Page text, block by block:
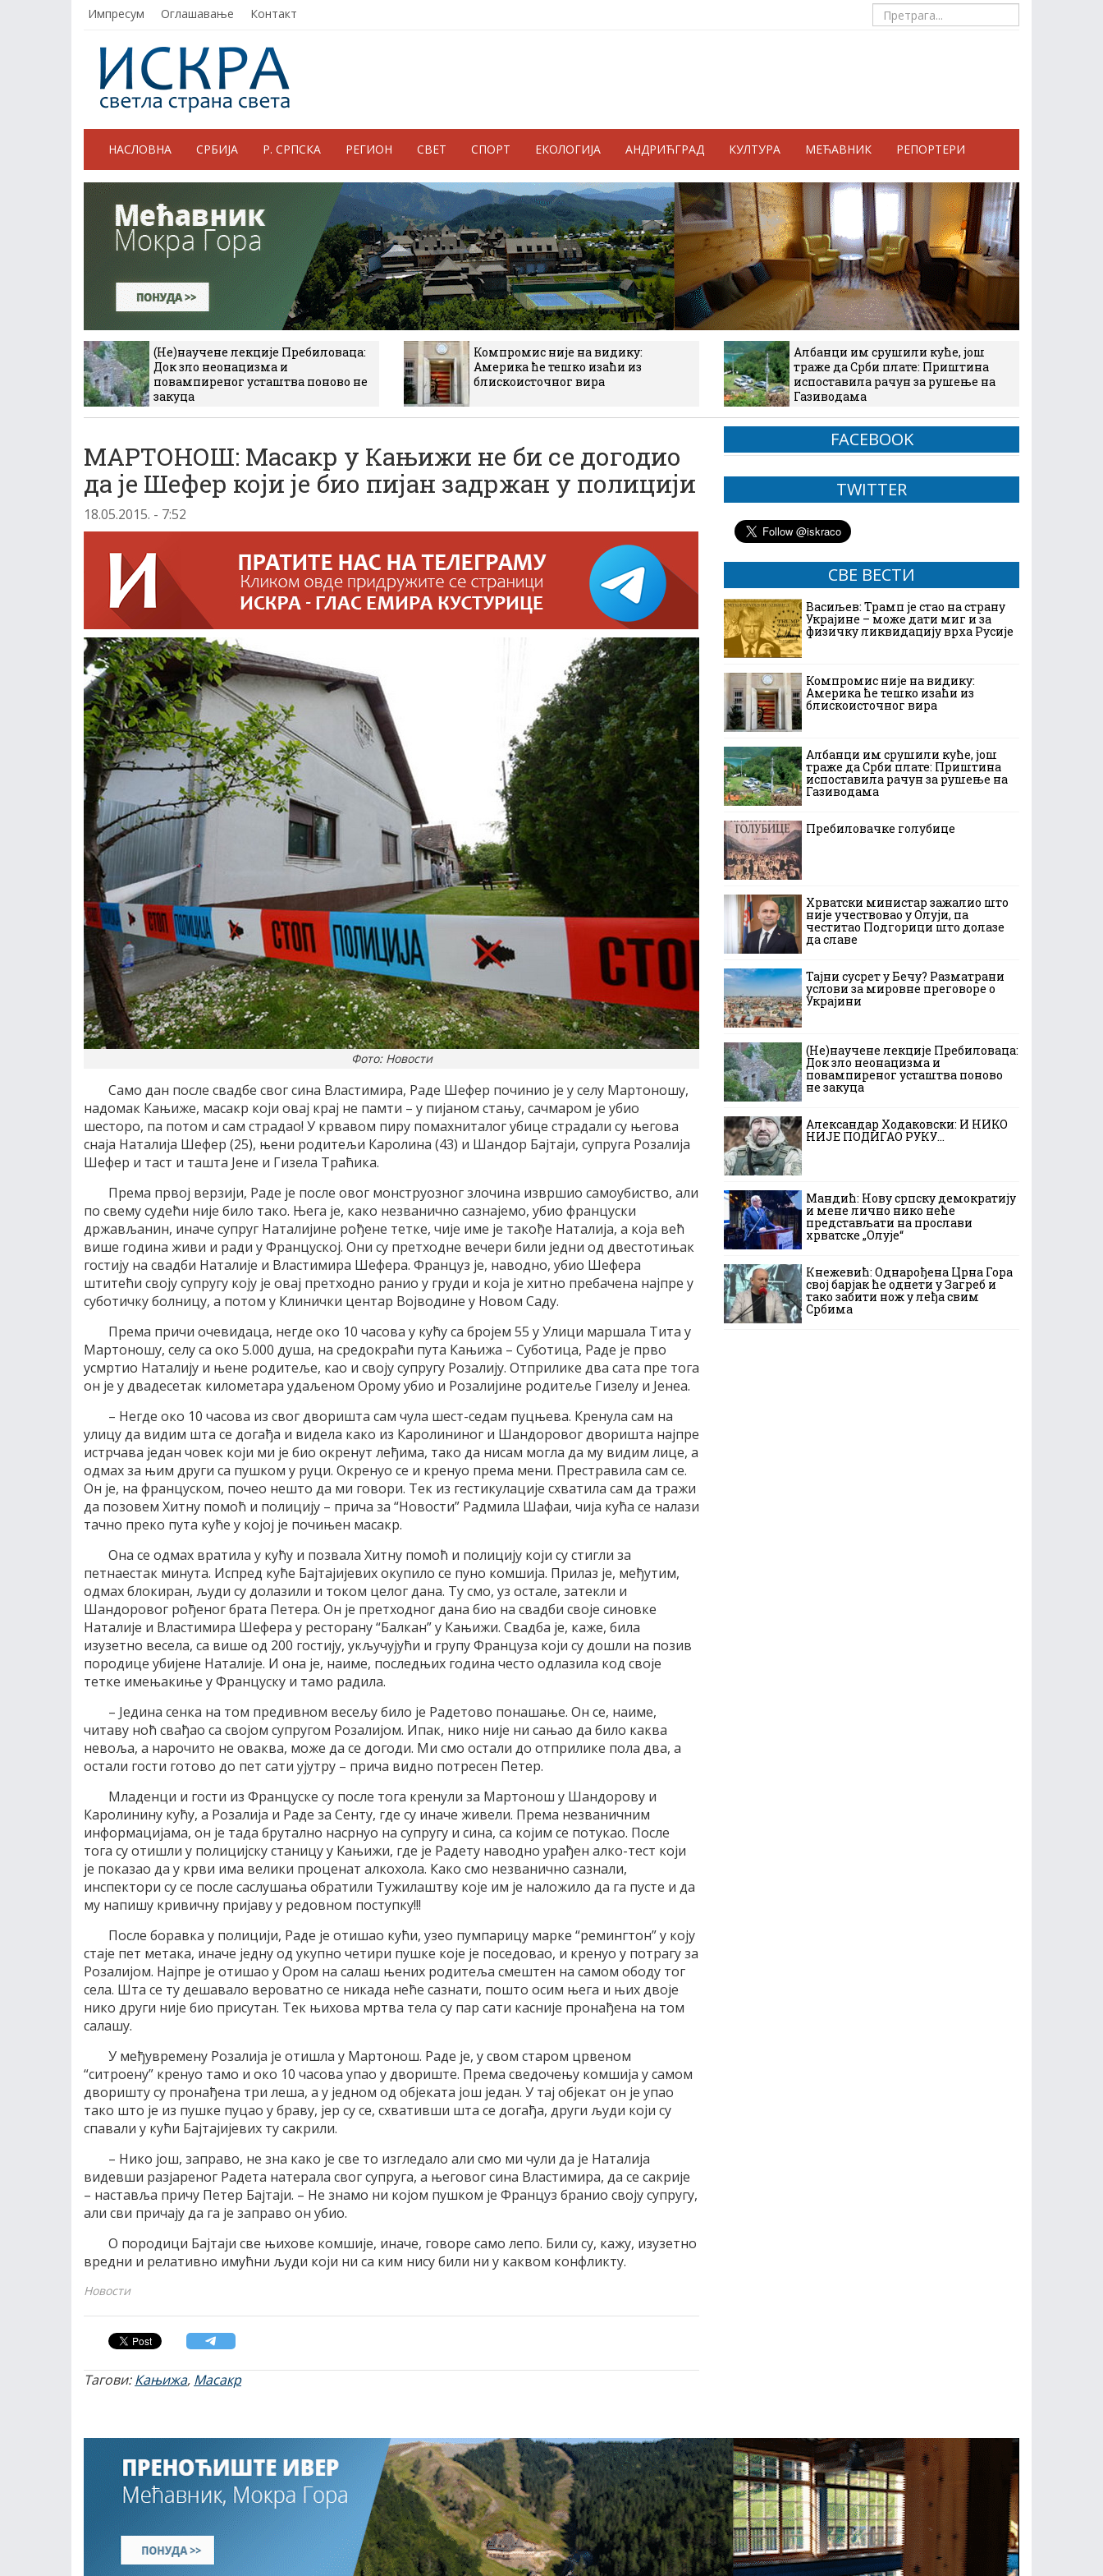
Импресум Оглашавање Контакт
НАСЛОВНА СРБИЈА Р. СРПСКА РЕГИОН СВЕТ СПОРТ ЕКОЛОГИЈА АНДРИЋГРАД КУЛТУРА МЕЋАВНИК РЕПОРТЕРИ
(Не)научене лекције Пребиловаца:
Док зло неонацизма и
повампиреног усташтва поново не
закуца
Компромис није на видику:
Америка ће тешко изаћи из
блискоисточног вира
Албанци им срушили куће, још
траже да Срби плате: Приштина
испоставила рачун за рушење на
Газиводама
МАРТОНОШ: Масакр у Кањижи не би се догодио
да је Шефер који је био пијан задржан у полицији
18.05.2015. - 7:52
Фото: Новости
Само дан после свадбе свог сина Властимира, Раде Шефер починио је у селу Мартоношу,
надомак Кањиже, масакр који овај крај не памти – у пијаном стању, сачмаром је убио
шесторо, па потом и сам страдао! У крвавом пиру помахниталог убице страдали су његова
снаја Наталија Шефер (25), њени родитељи Каролина (43) и Шандор Бајтаји, супруга Розалија
Шефер и таст и ташта Јене и Гизела Траћика.
Према првој верзији, Раде је после овог монструозног злочина извршио самоубиство, али
по свему судећи није било тако. Њега је, како незванично сазнајемо, убио француски
држављанин, иначе супруг Наталијине рођене тетке, чије име је такође Наталија, а која већ
више година живи и ради у Француској. Они су претходне вечери били једни од двестотињак
гостију на свадби Наталије и Властимира Шефера. Француз је, наводно, убио Шефера
штитећи своју супругу коју је овај претходно ранио у груди и која је хитно пребачена најпре у
суботичку болницу, а потом у Клинички центар Војводине у Новом Саду.
Према причи очевидаца, негде око 10 часова у кућу са бројем 55 у Улици маршала Тита у
Мартоношу, селу са око 5.000 душа, на средокраћи пута Кањижа – Суботица, Раде је прво
усмртио Наталију и њене родитеље, као и своју супругу Розалију. Отприлике два сата пре тога
он је у двадесетак километара удаљеном Орому убио и Розалијине родитеље Гизелу и Јенеа.
– Негде око 10 часова из свог дворишта сам чула шест-седам пуцњева. Кренула сам на
улицу да видим шта се догађа и видела како из Каролининог и Шандоровог дворишта најпре
истрчава један човек који ми је био окренут леђима, тако да нисам могла да му видим лице, а
одмах за њим други са пушком у руци. Окренуо се и кренуо према мени. Престравила сам се.
Он је, на француском, почео нешто да ми говори. Тек из гестикулације схватила сам да тражи
да позовем Хитну помоћ и полицију – прича за “Новости” Радмила Шафаи, чија кућа се налази
тачно преко пута куће у којој је почињен масакр.
Она се одмах вратила у кућу и позвала Хитну помоћ и полицију који су стигли за
петнаестак минута. Испред куће Бајтајијевих окупило се пуно комшија. Прилаз је, међутим,
одмах блокиран, људи су долазили и током целог дана. Ту смо, уз остале, затекли и
Шандоровог рођеног брата Петера. Он је претходног дана био на свадби своје синовке
Наталије и Властимира Шефера у ресторану “Балкан” у Кањижи. Свадба је, каже, била
изузетно весела, са више од 200 гостију, укључујући и групу Француза који су дошли на позив
породице убијене Наталије. И она је, наиме, последњих година често одлазила код своје
тетке имењакиње у Француску и тамо радила.
– Једина сенка на том предивном весељу било је Радетово понашање. Он се, наиме,
читаву ноћ свађао са својом супругом Розалијом. Ипак, нико није ни сањао да било каква
невоља, а нарочито не оваква, може да се догоди. Ми смо остали до отприлике пола два, а
остали гости готово до пет сати ујутру – прича видно потресен Петер.
Младенци и гости из Француске су после тога кренули за Мартонош у Шандорову и
Каролинину кућу, а Розалија и Раде за Сенту, где су иначе живели. Према незваничним
информацијама, он је тада брутално насрнуо на супругу и сина, са којим се потукао. После
тога су отишли у полицијску станицу у Кањижи, где је Радету наводно урађен алко-тест који
је показао да у крви има велики проценат алкохола. Како смо незванично сазнали,
инспектори су се после саслушања обратили Тужилаштву које им је наложило да га пусте и да
му напишу кривичну пријаву у редовном поступку!!!
После боравка у полицији, Раде је отишао кући, узео пумпарицу марке “ремингтон” у коју
стаје пет метака, иначе једну од укупно четири пушке које је поседовао, и кренуо у потрагу за
Розалијом. Најпре је отишао у Ором на салаш њених родитеља смештен на самом ободу тог
села. Шта се ту дешавало вероватно се никада неће сазнати, пошто осим њега и њих двоје
нико други није био присутан. Тек њихова мртва тела су пар сати касније пронађена на том
салашу.
У међувремену Розалија је отишла у Мартонош. Раде је, у свом старом црвеном
“ситроену” кренуо тамо и око 10 часова упао у двориште. Према сведочењу комшија у самом
дворишту су пронађена три леша, а у једном од објеката још један. У тај објекат он је упао
тако што је из пушке пуцао у браву, јер су се, схвативши шта се догађа, други људи који су
спавали у кући Бајтајијевих ту сакрили.
– Нико још, заправо, не зна како је све то изгледало али смо ми чули да је Наталија
видевши разјареног Радета натерала свог супруга, а његовог сина Властимира, да се сакрије
– наставља причу Петер Бајтаји. – Не знамо ни којом пушком је Француз бранио своју супругу,
али сви причају да га је заправо он убио.
О породици Бајтаји све њихове комшије, иначе, говоре само лепо. Били су, кажу, изузетно
вредни и релативно имућни људи који ни са ким нису били ни у каквом конфликту.
Новости
Тагови:Кањижа, Масакр
FACEBOOK
TWITTER
СВЕ ВЕСТИ
Васиљев: Трамп је стао на страну
Украјине – може дати миг и за
физичку ликвидацију врха Русије
Компромис није на видику:
Америка ће тешко изаћи из
блискоисточног вира
Албанци им срушили куће, још
траже да Срби плате: Приштина
испоставила рачун за рушење на
Газиводама
Пребиловачке голубице
Хрватски министар зажалио што
није учествовао у Олуји, па
честитао Подгорици што долазе
да славе
Тајни сусрет у Бечу? Разматрани
услови за мировне преговоре о
Украјини
(Не)научене лекције Пребиловаца:
Док зло неонацизма и
повампиреног усташтва поново
не закуца
Александар Ходаковски: И НИКО
НИЈЕ ПОДИГАО РУКУ…
Мандић: Нову српску демократију
и мене лично нико неће
представљати на прослави
хрватске „Олује“
Кнежевић: Однарођена Црна Гора
свој барјак ће однети у Загреб и
тако забити нож у леђа свим
Србима